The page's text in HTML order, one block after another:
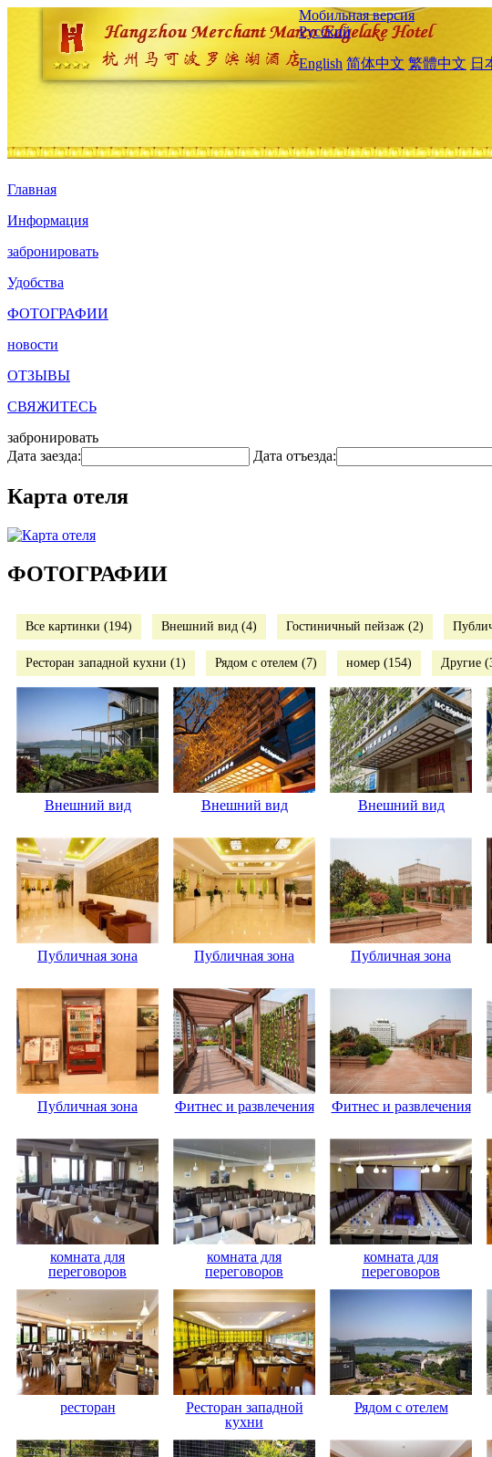
Мобильная версия
Русский
English 简体中文 繁體中文 日
Главная
Информация
забронировать
Удобства
ФОТОГРАФИИ
новости
ОТЗЫВЫ
СВЯЖИТЕСЬ
забронировать
Дата заезда:
Дата отъезда:
Карта отеля
ФОТОГРАФИИ
Все картинки (194) Внешний вид (4) Гостиничный пейзаж (2)
Ресторан западной кухни (1) Рядом с отелем (7) номер (154) Другие
Внешний вид Внешний вид Внешний вид
Публичная зона Публичная зона Публичная зона
Публичная зона Фитнес и развлечения Фитнес и развлечения
комната для
переговоров
комната для
переговоров
комната для
переговоров
ресторан
Ресторан западной
кухни
Рядом с отелем